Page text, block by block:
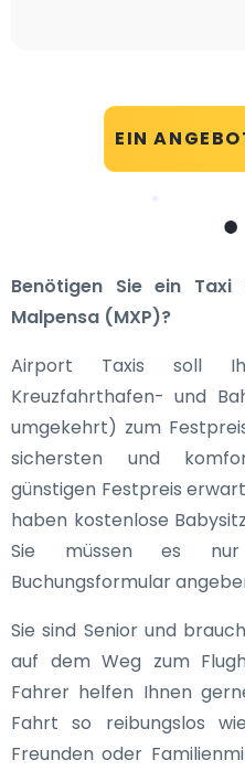
EIN
Benötigen Sie ein
Malpensa (MXP)?
Airport Taxis soll
Kreuzfahrthafen- und
umgekehrt) zum
sichersten und
günstigen Festpreis
haben kostenlose
Sie müssen es
Buchungsformular
Sie sind Senior und
auf dem Weg zum
Fahrer helfen Ihnen
Fahrt so reibungslos
Freunden oder